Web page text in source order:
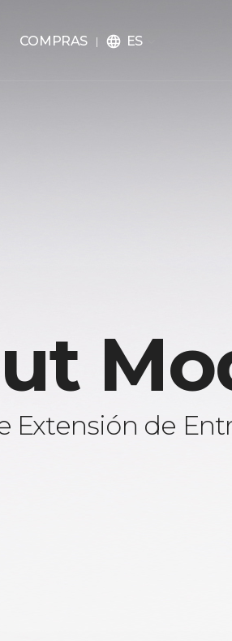
COMPRAS language ES
Extensión de